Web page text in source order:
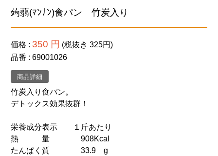
サイトマップ
蒟蒻(ﾏﾝﾅﾝ)食パン 竹炭入り
価格 350 円 (税抜き 325円)
品番
69001026
商品詳細
竹炭入り食パン。
デトックス効果抜群！
栄養成分表示 １斤あたり
熱 量 908Kcal
たんぱく質 33.9 g